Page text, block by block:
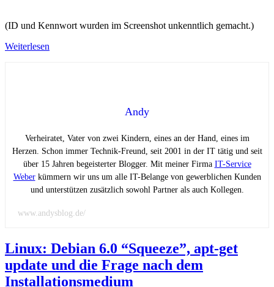
(ID und Kennwort wurden im Screenshot unkenntlich gemacht.)
Weiterlesen
Andy
Verheiratet, Vater von zwei Kindern, eines an der Hand, eines im
Herzen. Schon immer Technik-Freund, seit 2001 in der IT tätig und seit
über 15 Jahren begeisterter Blogger. Mit meiner Firma IT-Service
Weberkümmern wir uns um alle IT-Belange von gewerblichen Kunden
und unterstützen zusätzlich sowohl Partner als auch Kollegen.
www.andysblog.de/
Linux: Debian 6.0 “Squeeze”, apt-get
update und die Frage nach dem
Installationsmedium